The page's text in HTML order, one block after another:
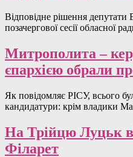
Відповідне рішення
позачергової сесії обласної
Митрополита –
єпархією обрали
Як повідомляє РІСУ, всього
кандидатури: крім владики
На Трійцю Луцьк
Філарет